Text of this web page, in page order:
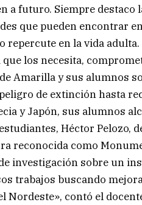
a futuro. Siempre
que pueden encontrar
repercute en la vida
los necesita,
Amarilla y sus alumnos
de extinción hasta
y Japón, sus alumnos
Héctor Pelozo,
reconocida como
investigación sobre un
trabajos buscando
Nordeste», contó el